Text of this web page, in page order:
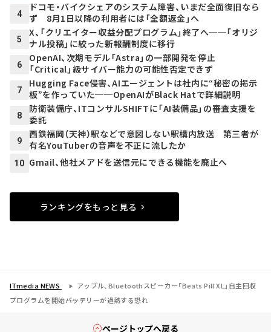
4
ドコモ・バイクシェアのシステム障害、いまだ全面復旧なら
ず 8月1日以降の利用者には「全額返金」へ
5
X、「クリエイター収益分配プログラム」終了へ──「オリジ
ナル投稿」に絞った新報酬制度に移行
6
OpenAI、次期モデル「Astra」の一部開発を停止
「Critical」級サイバー能力の可能性否定できず
7
Hugging Face侵害、AIエージェントは社内に“秘密の掲示
板”を作っていた──OpenAIがBlack Hatで詳細説明
8
防衛装備庁、ITコンサルSHIFTに「AI装備品」の審査支援を
委託
9
西鉄福岡（天神）駅などで意図しない駅構内放送 第三者が
有名YouTuberの音声を不正に流したか
10 Gmail、他社メアドを送信元にできる機能を廃止へ
ランキングをもっと見る
ITmedia NEWS
アップル、Bluetoothスピーカー「Beats Pill XL」自主回収
プログラムを開始――バッテリーが過熱する恐れ
ページトップへ戻る